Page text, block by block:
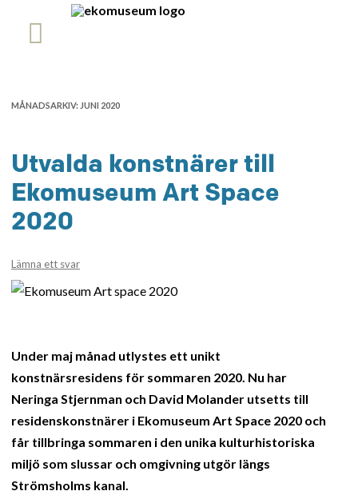
MÅNADSARKIV: JUNI 2020
Utvalda konstnärer till
Ekomuseum Art Space
2020
Lämna ett svar
Under maj månad utlystes ett unikt
konstnärsresidens för sommaren 2020. Nu har
Neringa Stjernman och David Molander utsetts till
residenskonstnärer i Ekomuseum Art Space 2020 och
får tillbringa sommaren i den unika kulturhistoriska
miljö som slussar och omgivning utgör längs
Strömsholms kanal.